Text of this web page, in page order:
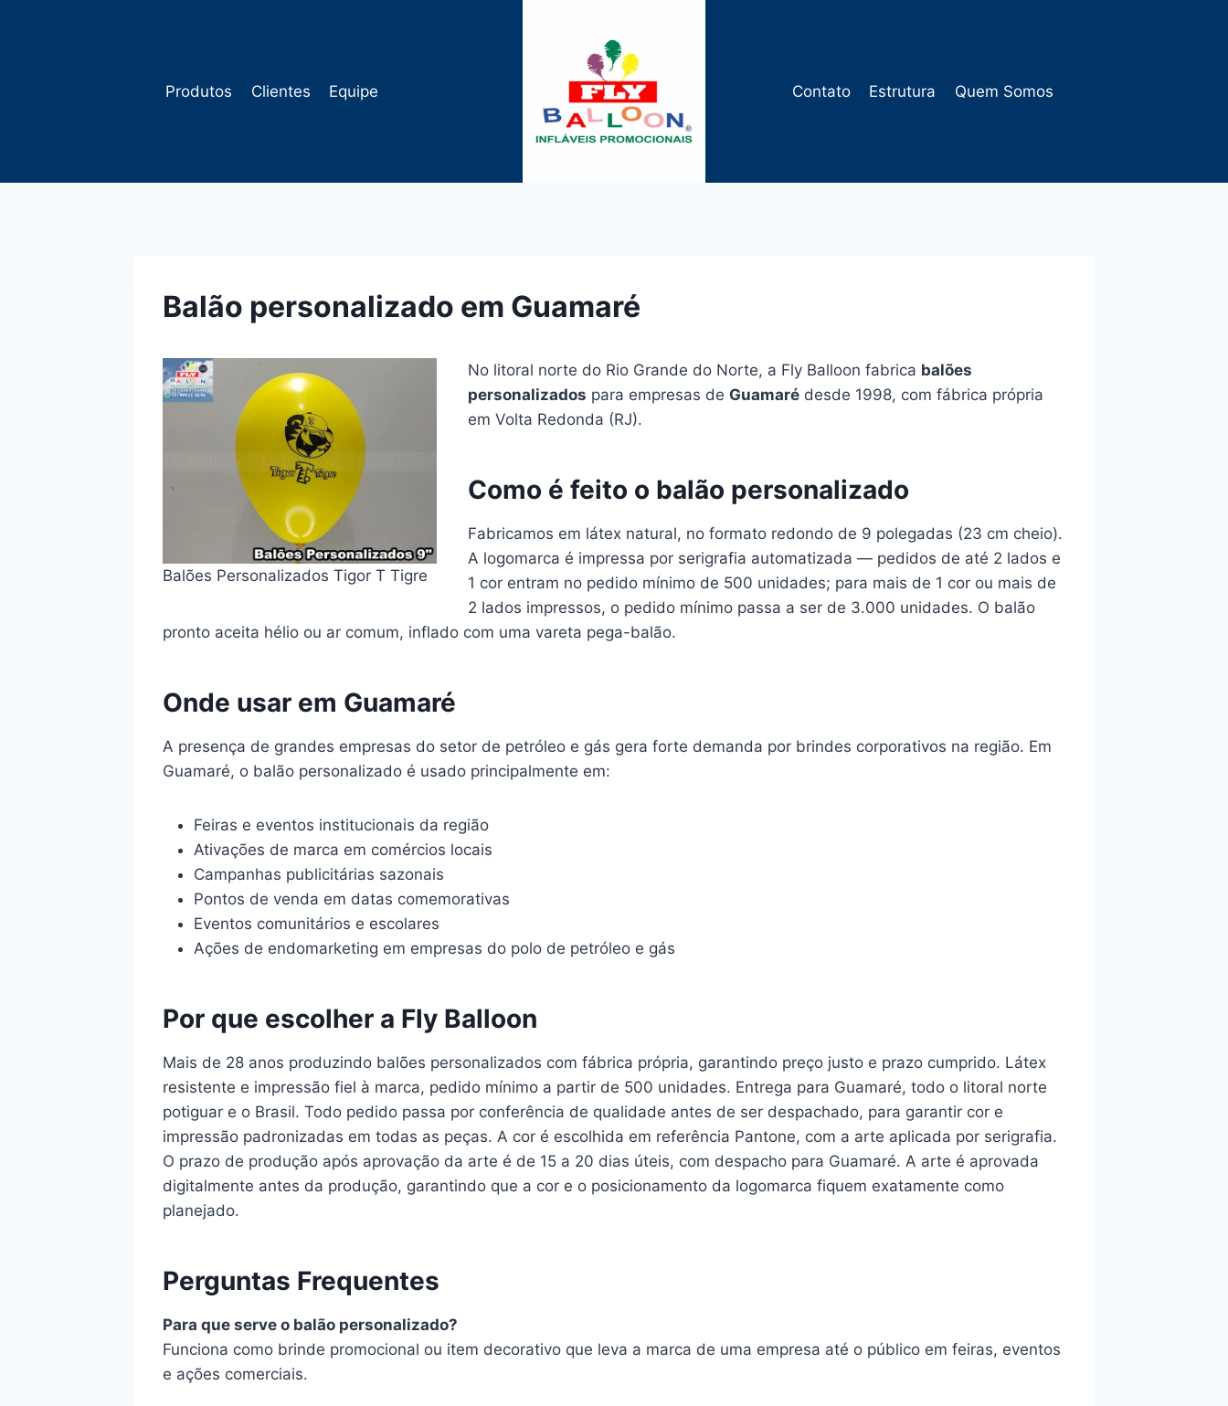
Produtos Clientes Equipe Contato Estrutura Quem Somos
Balão personalizado em Guamaré
Balões Personalizados Tigor T Tigre
No litoral norte do Rio Grande do Norte, a Fly Balloon fabrica balões
personalizados para empresas de Guamarédesde 1998, com fábrica própria
em Volta Redonda (RJ).
Como é feito o balão personalizado
Fabricamos em látex natural, no formato redondo de 9 polegadas (23 cm cheio).
A logomarca é impressa por serigrafia automatizada — pedidos de até 2 lados e
1 cor entram no pedido mínimo de 500 unidades; para mais de 1 cor ou mais de
2 lados impressos, o pedido mínimo passa a ser de 3.000 unidades. O balão
pronto aceita hélio ou ar comum, inflado com uma vareta pega-balão.
Onde usar em Guamaré
A presença de grandes empresas do setor de petróleo e gás gera forte demanda por brindes corporativos na região. Em
Guamaré, o balão personalizado é usado principalmente em:
Feiras e eventos institucionais da região
Ativações de marca em comércios locais
Campanhas publicitárias sazonais
Pontos de venda em datas comemorativas
Eventos comunitários e escolares
Ações de endomarketing em empresas do polo de petróleo e gás
Por que escolher a Fly Balloon
Mais de 28 anos produzindo balões personalizados com fábrica própria, garantindo preço justo e prazo cumprido. Látex
resistente e impressão fiel à marca, pedido mínimo a partir de 500 unidades. Entrega para Guamaré, todo o litoral norte
potiguar e o Brasil. Todo pedido passa por conferência de qualidade antes de ser despachado, para garantir cor e
impressão padronizadas em todas as peças. A cor é escolhida em referência Pantone, com a arte aplicada por serigrafia.
O prazo de produção após aprovação da arte é de 15 a 20 dias úteis, com despacho para Guamaré. A arte é aprovada
digitalmente antes da produção, garantindo que a cor e o posicionamento da logomarca fiquem exatamente como
planejado.
Perguntas Frequentes
Para que serve o balão personalizado?
Funciona como brinde promocional ou item decorativo que leva a marca de uma empresa até o público em feiras, eventos
e ações comerciais.